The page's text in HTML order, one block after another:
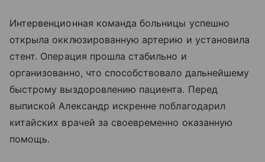
Интервенционная команда больницы успешно
открыла окклюзированную артерию и установила
стент. Операция прошла стабильно и
организованно, что способствовало дальнейшему
быстрому выздоровлению пациента. Перед
выпиской Александр искренне поблагодарил
китайских врачей за своевременно оказанную
помощь.